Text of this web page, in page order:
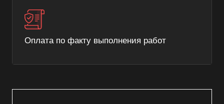
Оплата по факту выполнения работ